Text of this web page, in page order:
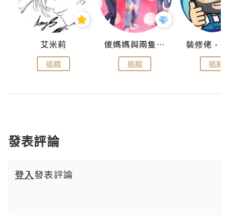
艾米莉
追蹤
儍媽媽與兩隻小魔怪之家
追蹤 追蹤
發表評論
登入發表評論